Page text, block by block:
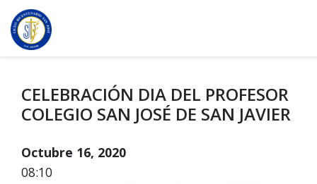
CELEBRACIÓN DIA DEL PROFESOR
COLEGIO SAN JOSÉ DE SAN JAVIER
Octubre 16, 2020
08:10